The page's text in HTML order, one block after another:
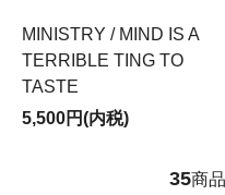
MINISTRY / MIND IS A
TERRIBLE TING TO
TASTE
5,500円(内税)
35商